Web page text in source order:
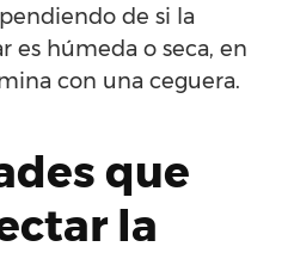
de si la
es húmeda o seca, en
con una ceguera.
que
la